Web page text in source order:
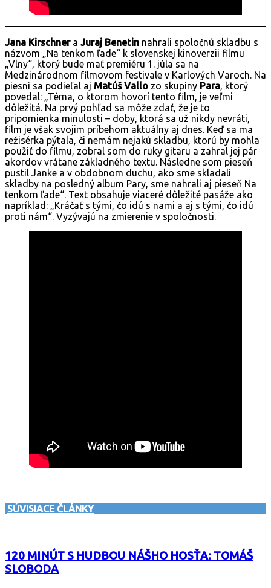
Jana Kirschnera Juraj Benetin nahrali spoločnú skladbu s
názvom „Na tenkom ľade“ k slovenskej kinoverzii filmu
„Vlny“, ktorý bude mať premiéru 1. júla sa na
Medzinárodnom filmovom festivale v Karlových Varoch. Na
piesni sa podieľal aj Matúš Vallo zo skupiny Para, ktorý
povedal: „Téma, o ktorom hovorí tento film, je veľmi
dôležitá. Na prvý pohľad sa môže zdať, že je to
pripomienka minulosti – doby, ktorá sa už nikdy nevráti,
film je však svojim príbehom aktuálny aj dnes. Keď sa ma
režisérka pýtala, či nemám nejakú skladbu, ktorú by mohla
použiť do filmu, zobral som do ruky gitaru a zahral jej pár
akordov vrátane základného textu. Následne som pieseň
pustil Janke a v obdobnom duchu, ako sme skladali
skladby na posledný album Pary, sme nahrali aj pieseň Na
tenkom ľade“. Text obsahuje viaceré dôležité pasáže ako
napríklad: „Kráčať s tými, čo idú s nami a aj s tými, čo idú
proti nám“. Vyzývajú na zmierenie v spoločnosti.
SÚVISIACE ČLÁNKY
120 MINÚT S HUDBOU NÁŠHO HOSŤA: TOMÁŠ
SLOBODA